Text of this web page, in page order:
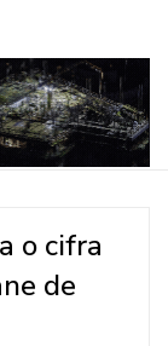
o cifra
de